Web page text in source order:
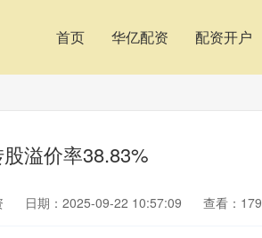
首页 华亿配资 配资开户
溢价率38.83%
日期：2025-09-22 10:57:09 查看：179